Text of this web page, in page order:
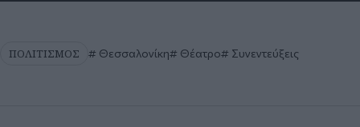
ΠΟΛΙΤΙΣΜΟΣ Θεσσαλονίκη Θέατρο Συνεντεύξεις